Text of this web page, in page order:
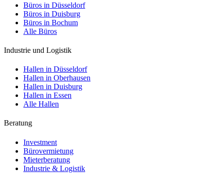
Büros in Düsseldorf
Büros in Duisburg
Büros in Bochum
Alle Büros
Industrie und Logistik
Hallen in Düsseldorf
Hallen in Oberhausen
Hallen in Duisburg
Hallen in Essen
Alle Hallen
Beratung
Investment
Bürovermietung
Mieterberatung
Industrie & Logistik